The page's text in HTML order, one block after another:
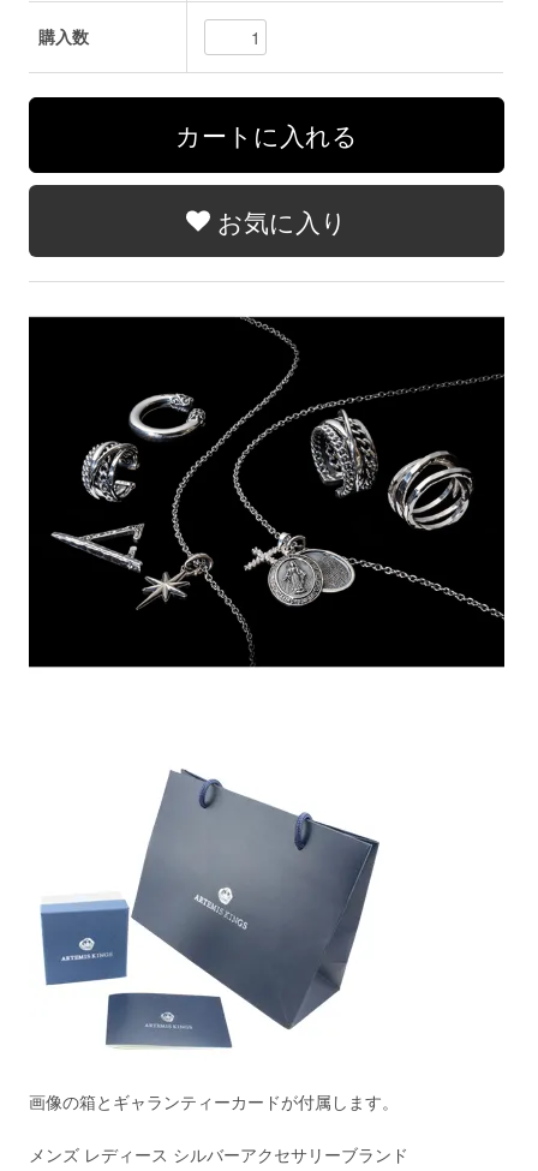
購入数
お気に入り
画像の箱とギャランティーカードが付属します。
メンズ レディース シルバーアクセサリーブランド